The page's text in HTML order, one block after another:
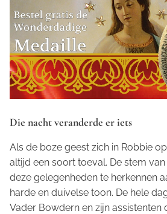
Die nacht veranderde er iets
Als de boze geest zich in Robbie
altijd een soort toeval. De stem
deze gelegenheden te herkennen
harde en duivelse toon. De hele
Vader Bowdern en zijn assistenten